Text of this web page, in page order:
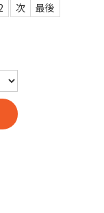
次 最後